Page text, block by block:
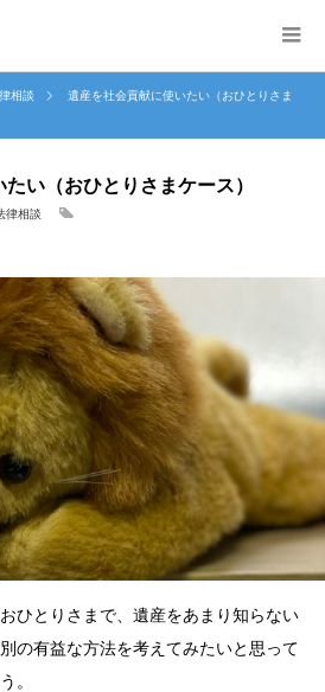
相談
遺産を社会貢献に使いたい（おひとりさま
い（おひとりさまケース）
律相談
ひとりさまで、遺産をあまり知らない
の有益な方法を考えてみたいと思って
。